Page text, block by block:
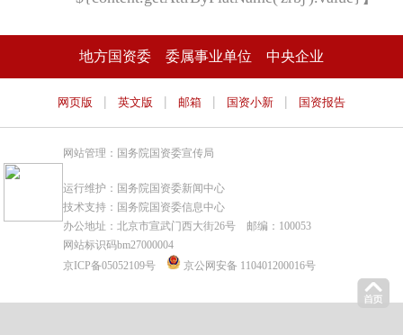
地方国资委 委属事业单位 中央企业
网页版 | 英文版 | 邮箱 | 国资小新 | 国资报告
网站管理：国务院国资委宣传局
运行维护：国务院国资委新闻中心
技术支持：国务院国资委信息中心
办公地址：北京市宣武门西大街26号 邮编：100053
网站标识码bm27000004
京ICP备05052109号
京公网安备 110401200016号